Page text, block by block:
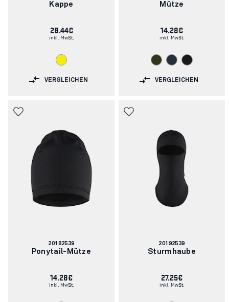
Kappe
28.44€
inkl. MwSt.
VERGLEICHEN
Mütze
14.28€
inkl. MwSt.
VERGLEICHEN
Artikelnummer:
20182539
Ponytail-Mütze
14.28€
inkl. MwSt.
Artikelnummer:
20192539
Sturmhaube
27.25€
inkl. MwSt.